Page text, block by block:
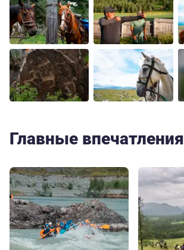
Главные впечатления